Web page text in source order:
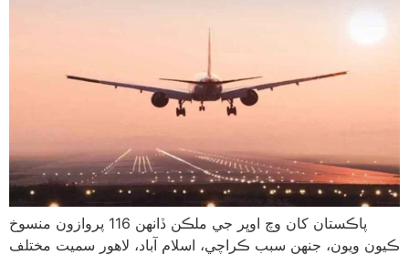
پاڪستان کان وچ اوڀر جي ملڪن ڏانهن 116 پروازون منسوخ
ڪيون ويون، جنهن سبب ڪراچي، اسلام آباد، لاهور سميت مختلف